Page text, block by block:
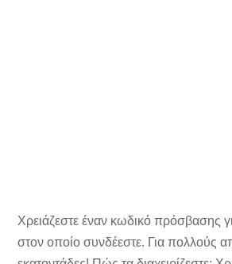
Χρειάζεστε έναν κωδικό πρόσβασης
στον οποίο συνδέεστε. Για πολλούς